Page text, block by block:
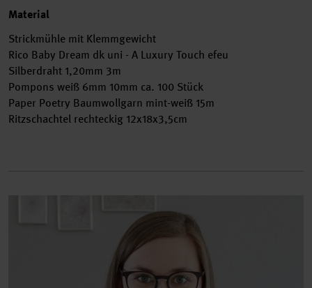
Material
Strickmühle mit Klemmgewicht
Rico Baby Dream dk uni - A Luxury Touch efeu
Silberdraht 1,20mm 3m
Pompons weiß 6mm 10mm ca. 100 Stück
Paper Poetry Baumwollgarn mint-weiß 15m
Ritzschachtel rechteckig 12x18x3,5cm